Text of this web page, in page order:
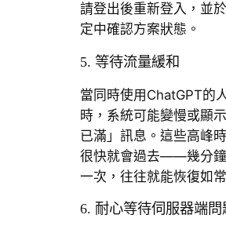
請登出後重新登入，並
定中確認方案狀態。
5. 等待流量緩和
當同時使用ChatGPT的
時，系統可能變慢或顯
已滿」訊息。這些高峰
很快就會過去——幾分
一次，往往就能恢復如
6. 耐心等待伺服器端問